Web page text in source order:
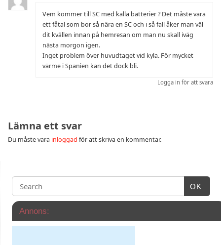
Vem kommer till SC med kalla batterier ? Det måste vara
ett fåtal som bor så nära en SC och i så fall åker man väl
dit kvällen innan på hemresan om man nu skall iväg
nästa morgon igen.
Inget problem över huvudtaget vid kyla. För mycket
värme i Spanien kan det dock bli.
Logga in för att svara
Lämna ett svar
Du måste vara inloggad för att skriva en kommentar.
OK
Annons: